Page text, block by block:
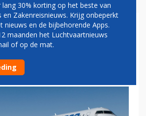
WIL CRJ-
VAN
OVERNEMEN
30% korting op het beste van
en Zakenreisnieuws. Krijg onbeperkt
nieuws en de bijbehorende Apps.
maanden het Luchtvaartnieuws
of op de mat.